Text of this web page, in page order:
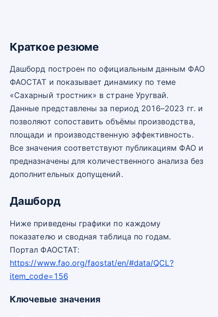
Краткое резюме
Дашборд построен по официальным данным ФАО
ФАОСТАТ и показывает динамику по теме
«Сахарный тростник» в стране Уругвай.
Данные представлены за период 2016–2023 гг. и
позволяют сопоставить объёмы производства,
площади и производственную эффективность.
Все значения соответствуют публикациям ФАО и
предназначены для количественного анализа без
дополнительных допущений.
Дашборд
Ниже приведены графики по каждому
показателю и сводная таблица по годам.
Портал ФАОСТАТ:
https://www.fao.org/faostat/en/#data/QCL?
item_code=156
Ключевые значения